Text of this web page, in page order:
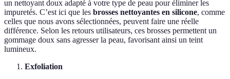
un nettoyant doux adapté à votre type de peau pour éliminer les
impuretés. C’est ici que les brosses nettoyantes en silicone, comme
celles que nous avons sélectionnées, peuvent faire une réelle
différence. Selon les retours utilisateurs, ces brosses permettent un
gommage doux sans agresser la peau, favorisant ainsi un teint
lumineux.
Exfoliation